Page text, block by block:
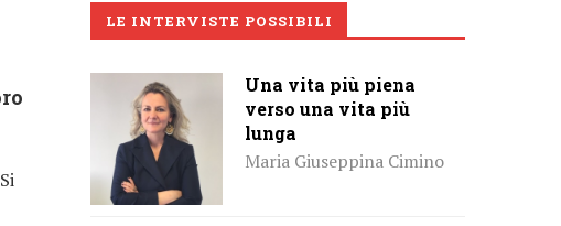
LE INTERVISTE POSSIBILI
Una vita più piena
verso una vita più
lunga
Maria Giuseppina Cimino